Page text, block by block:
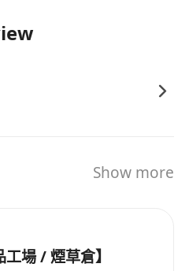
Show more
場 / 煙草倉】